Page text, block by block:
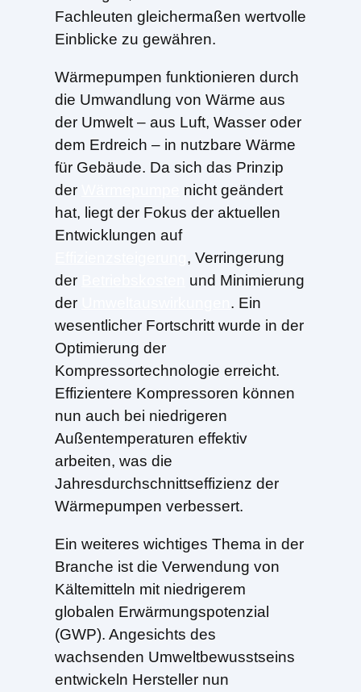
Fachleuten gleichermaßen wertvolle
Einblicke zu gewähren.
Wärmepumpen funktionieren durch
die Umwandlung von Wärme aus
der Umwelt – aus Luft, Wasser oder
dem Erdreich – in nutzbare Wärme
für Gebäude. Da sich das Prinzip
der
nicht geändert
hat, liegt der Fokus der aktuellen
Entwicklungen auf
, Verringerung
der
und Minimierung
der
. Ein
wesentlicher Fortschritt wurde in der
Optimierung der
Kompressortechnologie erreicht.
Effizientere Kompressoren können
nun auch bei niedrigeren
Außentemperaturen effektiv
arbeiten, was die
Jahresdurchschnittseffizienz der
Wärmepumpen verbessert.
Ein weiteres wichtiges Thema in der
Branche ist die Verwendung von
Kältemitteln mit niedrigerem
globalen Erwärmungspotenzial
(GWP). Angesichts des
wachsenden Umweltbewusstseins
entwickeln Hersteller nun